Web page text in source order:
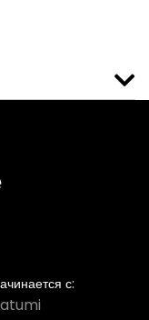
с: